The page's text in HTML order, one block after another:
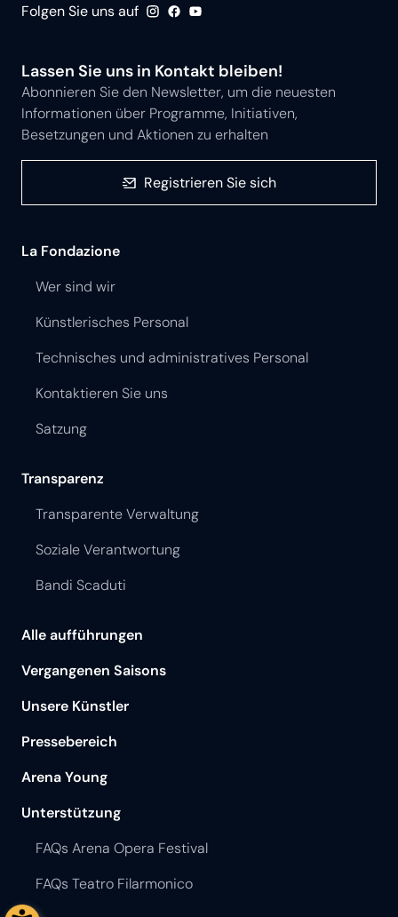
Folgen Sie uns auf
Lassen Sie uns in Kontakt bleiben!
Abonnieren Sie den Newsletter, um die neuesten
Informationen über Programme, Initiativen,
Besetzungen und Aktionen zu erhalten
Registrieren Sie sich
La Fondazione
Wer sind wir
Künstlerisches Personal
Technisches und administratives Personal
Kontaktieren Sie uns
Satzung
Transparenz
Transparente Verwaltung
Soziale Verantwortung
Bandi Scaduti
Alle aufführungen
Vergangenen Saisons
Unsere Künstler
Pressebereich
Arena Young
Unterstützung
FAQs Arena Opera Festival
FAQs Teatro Filarmonico